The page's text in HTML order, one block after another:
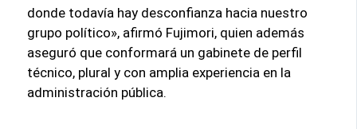
donde todavía hay desconfianza hacia nuestro
grupo político», afirmó Fujimori, quien además
aseguró que conformará un gabinete de perfil
técnico, plural y con amplia experiencia en la
administración pública.